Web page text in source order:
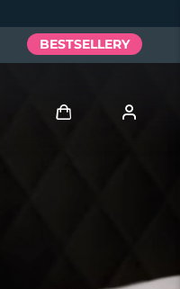
BESTSELLERY